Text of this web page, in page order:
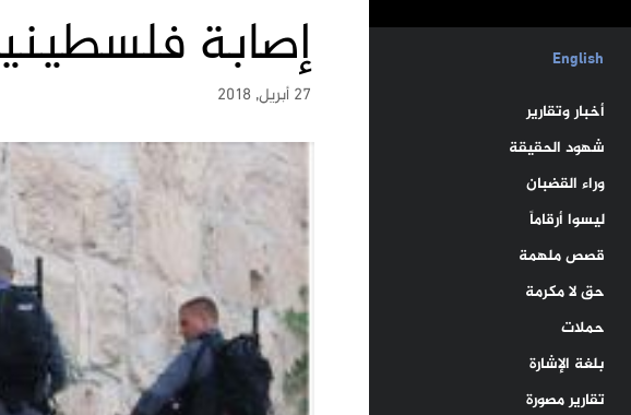
English
أخبار وتقارير
شهود الحقيقة
وراء القضبان
ليسوا أرقاماً
قصص ملهمة
حق لا مكرمة
حملات
بلغة الإشارة
تقارير مصورة
إصابة
27 أبريل, 2018